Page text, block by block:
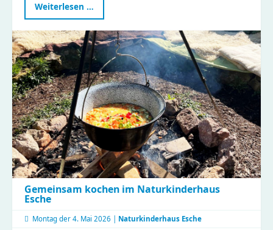
Weiterlesen …
im
Rampenlicht
–
ein
verbindender
Nachmittag
voller
Magie
Gemeinsam kochen im Naturkinderhaus
Esche
Montag der 4. Mai 2026 | Naturkinderhaus Esche